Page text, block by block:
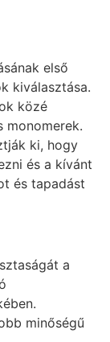
első
kiválasztása.
közé
monomerek.
ki, hogy
és a kívánt
és tapadást
a
minőségű